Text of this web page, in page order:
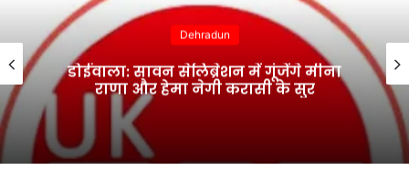
Dehradun
डोईवाला: सावन सेलिब्रेशन में गूंजेंगे मीना
राणा और हेमा नेगी करासी के सुर